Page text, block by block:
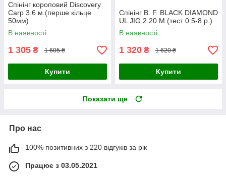
Спінінг короповий Discovery
Carp 3.6 м.(перше кільце
50мм)
В наявності
1 305 ₴ 1 605 ₴
Купити
Спінінг B. F. BLACK DIAMOND
UL JIG 2.20 M.(тест 0.5-8 р.)
В наявності
1 320 ₴ 1 620 ₴
Купити
Показати ще
Про нас
100% позитивних з 220 відгуків за рік
Працює з 03.05.2021